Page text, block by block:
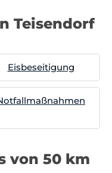
Teisendorf
Eisbeseitigung
von 50 km